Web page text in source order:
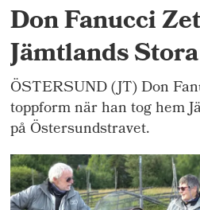
Don Fanucci
Jämtlands
ÖSTERSUND (JT) Don
toppform när han tog hem
på Östersundstravet.